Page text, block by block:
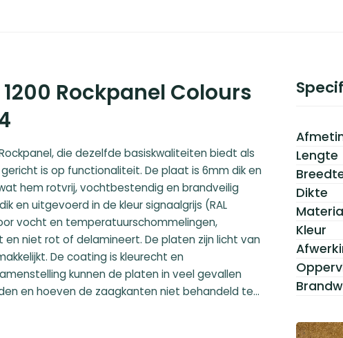
Rockpanel Colours
die dezelfde basiskwaliteiten biedt als
is op functionaliteit. De plaat is 6mm dik en
hem rotvrij, vochtbestendig en brandveilig
en uitgevoerd in de kleur signaalgrijs (RAL
vocht en temperatuurschommelingen,
niet rot of delamineert. De platen zijn licht van
De coating is kleurecht en
kunnen de platen in veel gevallen
en hoeven de zaagkanten niet behandeld te
Lengte
Dikte
Kleur